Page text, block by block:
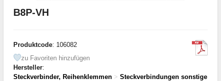
B8P-VH
Produktcode: 106082
zu Favoriten hinzufügen
Hersteller:
Steckverbinder, Reihenklemmen > Steckverbindungen sonstige